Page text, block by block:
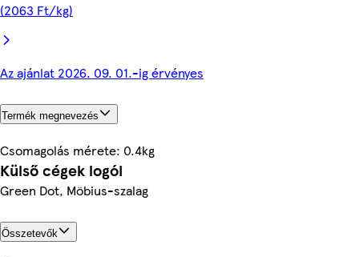
(2063 Ft/kg)
Az ajánlat 2026. 09. 01.-ig érvényes
Termék megnevezés
Csomagolás mérete: 0.4kg
Külső cégek logói
Green Dot, Möbius-szalag
Összetevők